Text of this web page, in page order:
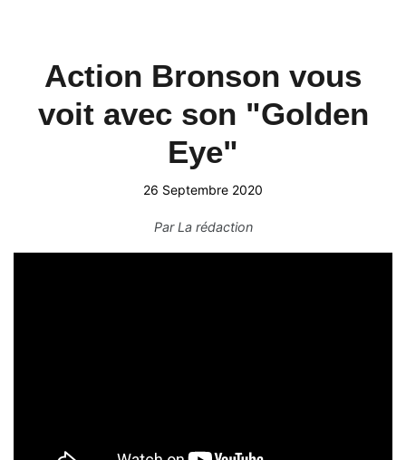
Action Bronson vous
voit avec son "Golden
Eye"
26 Septembre 2020
ParLa rédaction